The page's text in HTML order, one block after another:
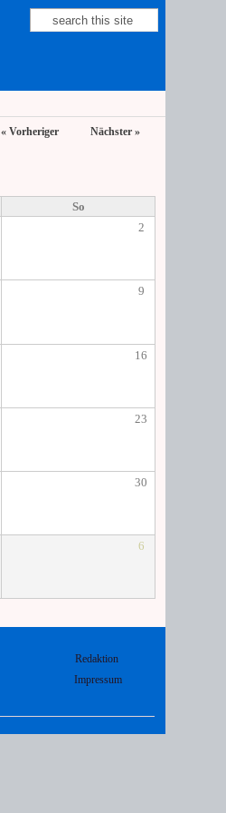
Suchformular
Suche
« Vorheriger Nächster »
So
2
9
16
23
30
6
Redaktion
Impressum